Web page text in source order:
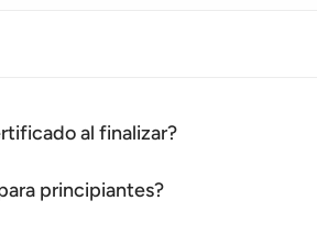
al finalizar?
principiantes?